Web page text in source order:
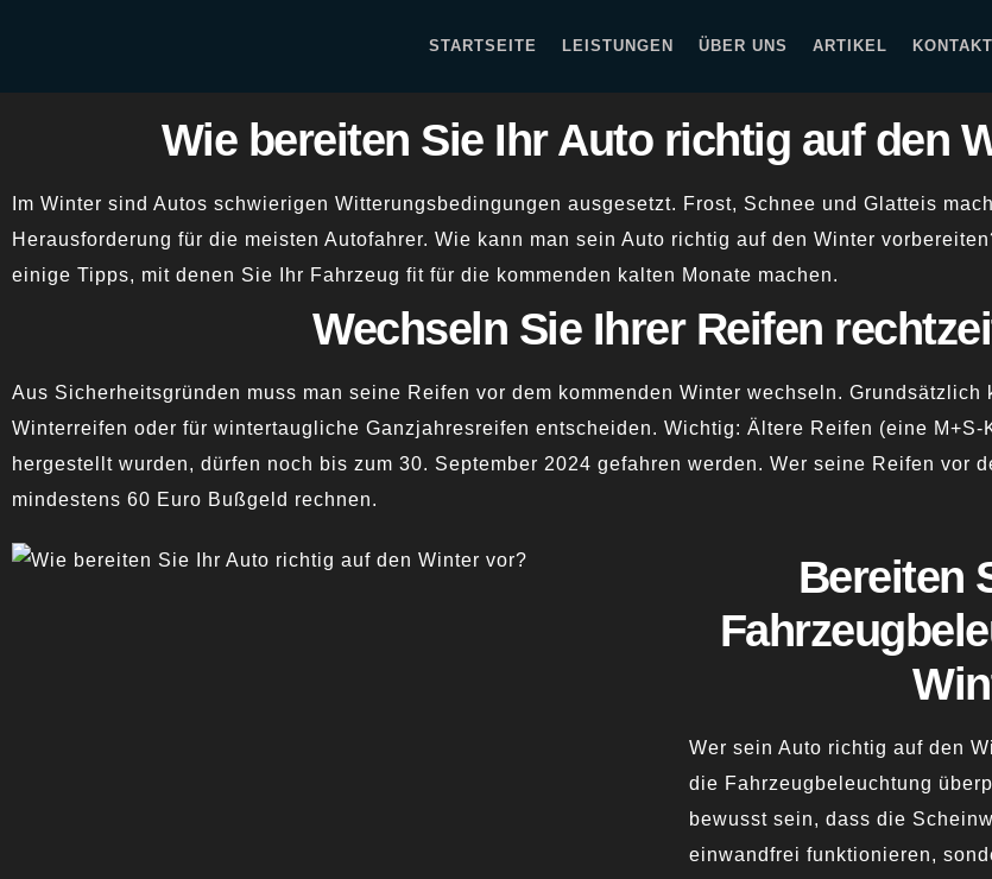
STARTSEITE LEISTUNGEN ÜBER UNS ARTIKEL KONTAKT
Wie bereiten Sie Ihr Auto richtig auf den
Im Winter sind Autos schwierigen Witterungsbedingungen ausgesetzt. Frost, Schnee und Glatteis
Herausforderung für die meisten Autofahrer. Wie kann man sein Auto richtig auf den Winter
einige Tipps, mit denen Sie Ihr Fahrzeug fit für die kommenden kalten Monate machen.
Wechseln Sie Ihrer Reifen
Aus Sicherheitsgründen muss man seine Reifen vor dem kommenden Winter wechseln. Grundsätzlich
Winterreifen oder für wintertaugliche Ganzjahresreifen entscheiden. Wichtig: Ältere Reifen (eine
hergestellt wurden, dürfen noch bis zum 30. September 2024 gefahren werden. Wer seine Reifen vor
mindestens 60 Euro Bußgeld rechnen.
Bereiten
Wer sein Auto richtig auf den
die Fahrzeugbeleuchtung
bewusst sein, dass die
einwandfrei funktionieren,